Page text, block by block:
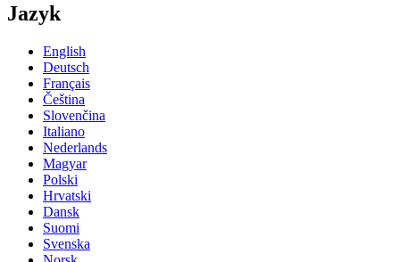
Jazyk
English
Deutsch
Français
Čeština
Slovenčina
Italiano
Nederlands
Magyar
Polski
Hrvatski
Dansk
Suomi
Svenska